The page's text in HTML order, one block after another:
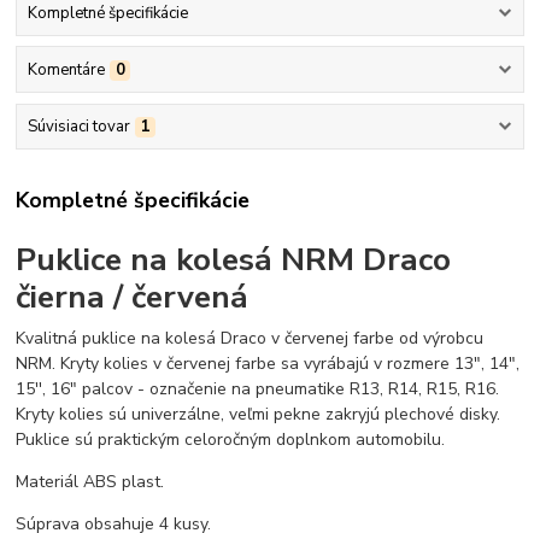
Kompletné špecifikácie
Komentáre 0
Súvisiaci tovar 1
Kompletné špecifikácie
Puklice na kolesá NRM Draco
čierna / červená
Kvalitná puklice na kolesá Draco v červenej farbe od výrobcu
NRM. Kryty kolies v červenej farbe sa vyrábajú v rozmere 13", 14",
15'', 16" palcov - označenie na pneumatike R13, R14, R15, R16.
Kryty kolies sú univerzálne, veľmi pekne zakryjú plechové disky.
Puklice sú praktickým celoročným doplnkom automobilu.
Materiál ABS plast.
Súprava obsahuje 4 kusy.